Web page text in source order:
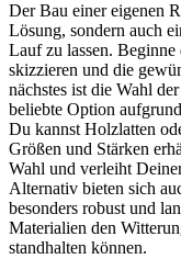
Der Bau einer eigenen
Lösung, sondern auch
Lauf zu lassen.
skizzieren und die
nächstes ist die Wahl
beliebte Option
Du kannst Holzlatten
Größen und Stärken
Wahl und verleiht
Alternativ bieten sich
besonders robust und
Materialien den
standhalten können.